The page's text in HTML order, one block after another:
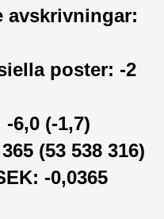
avskrivningar:
poster: -2
6,0 (-1,7)
(53 538 316)
-0,0365